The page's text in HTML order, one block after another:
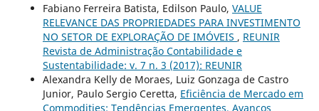
Fabiano Ferreira Batista, Edilson Paulo, VALUE
RELEVANCE DAS PROPRIEDADES PARA INVESTIMENTO
NO SETOR DE EXPLORAÇÃO DE IMÓVEIS , REUNIR
Revista de Administração Contabilidade e
Sustentabilidade: v. 7 n. 3 (2017): REUNIR
Alexandra Kelly de Moraes, Luiz Gonzaga de Castro
Junior, Paulo Sergio Ceretta, Eficiência de Mercado em
Commodities: Tendências Emergentes, Avanços